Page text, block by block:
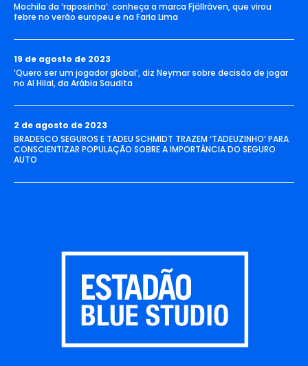
Mochila da ‘raposinha’: conheça a marca Fjällräven, que virou
febre no verão europeu e na Faria Lima
19 de agosto de 2023
‘Quero ser um jogador global’, diz Neymar sobre decisão de jogar
no Al Hilal, da Arábia Saudita
2 de agosto de 2023
BRADESCO SEGUROS E TADEU SCHMIDT TRAZEM ‘TADEUZINHO’ PARA
CONSCIENTIZAR POPULAÇÃO SOBRE A IMPORTÂNCIA DO SEGURO
AUTO